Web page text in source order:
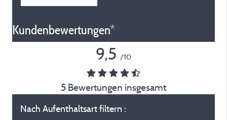
Kundenbewertungen*
9,5 /10
5 Bewertungen insgesamt
Nach Aufenthaltsart filtern :